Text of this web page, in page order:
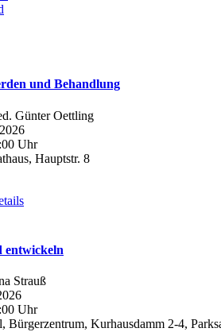
und Behandlung
Günter Oettling
Uhr
Hauptstr. 8
entwickeln
Strauß
Uhr
Bürgerzentrum, Kurhausdamm 2-4,